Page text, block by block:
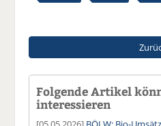
Folgende Artikel
interessieren